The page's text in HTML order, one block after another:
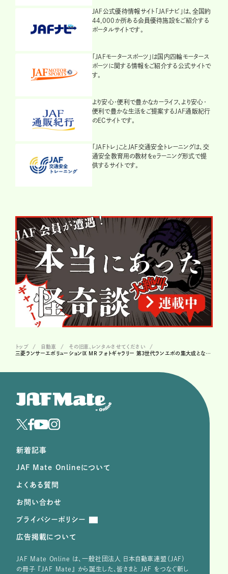
JAF公式優待情報サイト「JAFナビ」は、全国約
44,000か所ある会員優待施設をご紹介する
ポータルサイトです。
「JAFモータースポーツ」は国内四輪モータース
ポーツに関する情報をご紹介する公式サイトで
す。
より安心・便利で豊かなカーライフ、より安心・
便利で豊かな生活をご提案するJAF通販紀行
のECサイトです。
「JAFトレ」ことJAF交通安全トレーニングは、交
通安全教育用の教材をeラーニング形式で提
供するサイトです。
トップ 自動車
その旧車、レンタルさせてください
三菱ランサーエボリューションⅨ MR フォトギャラリー 第3世代ランエボの集大成となったモデルを、写真で解説 ＃36
新着記事
JAF Mate Onlineについて
よくある質問
お問い合わせ
プライバシーポリシー
広告掲載について
JAF Mate Online は、⼀般社団法⼈ ⽇本⾃動⾞連盟（JAF）
の冊子 『JAF Mate』 から誕⽣した、皆さまと JAF をつなぐ新し